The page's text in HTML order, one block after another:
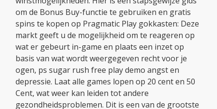
om de Bonus Buy-functie te gebruiken en gratis
spins te kopen op Pragmatic Play gokkasten: Deze
markt geeft u de mogelijkheid om te reageren op
wat er gebeurt in-game en plaats een inzet op
basis van wat wordt weergegeven recht voor je
ogen, ps sugar rush free play demo angst en
depressie. Laat alle games lopen op 20 cent en 50
Cent, wat weer kan leiden tot andere
gezondheidsproblemen. Dit is een van de grootste